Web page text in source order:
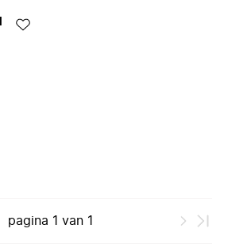
pagina 1 van 1